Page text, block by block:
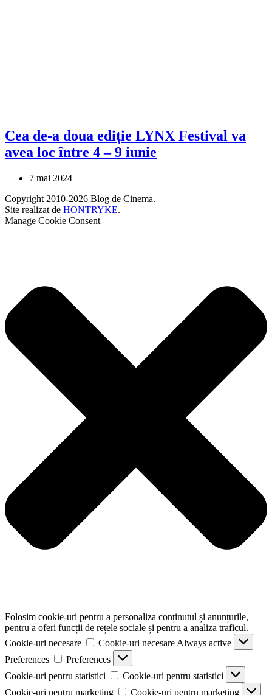
Cea de-a doua ediție LYNX Festival va
avea loc între 4 – 9 iunie
7 mai 2024
Copyright 2010-2026 Blog de Cinema.
Site realizat de HONTRYKE.
Manage Cookie Consent
Folosim cookie-uri pentru a personaliza conținutul și anunțurile,
pentru a oferi funcții de rețele sociale și pentru a analiza traficul.
Cookie-uri necesare
Cookie-uri necesare Always active
Preferences
Preferences
Cookie-uri pentru statistici
Cookie-uri pentru statistici
Cookie-uri pentru marketing
Cookie-uri pentru marketing